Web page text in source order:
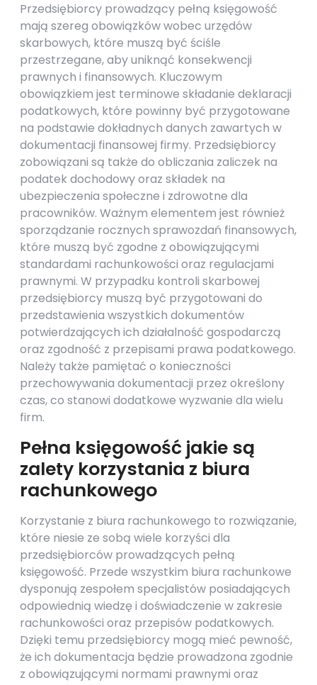
Przedsiębiorcy prowadzący pełną księgowość
mają szereg obowiązków wobec urzędów
skarbowych, które muszą być ściśle
przestrzegane, aby uniknąć konsekwencji
prawnych i finansowych. Kluczowym
obowiązkiem jest terminowe składanie deklaracji
podatkowych, które powinny być przygotowane
na podstawie dokładnych danych zawartych w
dokumentacji finansowej firmy. Przedsiębiorcy
zobowiązani są także do obliczania zaliczek na
podatek dochodowy oraz składek na
ubezpieczenia społeczne i zdrowotne dla
pracowników. Ważnym elementem jest również
sporządzanie rocznych sprawozdań finansowych,
które muszą być zgodne z obowiązującymi
standardami rachunkowości oraz regulacjami
prawnymi. W przypadku kontroli skarbowej
przedsiębiorcy muszą być przygotowani do
przedstawienia wszystkich dokumentów
potwierdzających ich działalność gospodarczą
oraz zgodność z przepisami prawa podatkowego.
Należy także pamiętać o konieczności
przechowywania dokumentacji przez określony
czas, co stanowi dodatkowe wyzwanie dla wielu
firm.
Pełna księgowość jakie są
zalety korzystania z biura
rachunkowego
Korzystanie z biura rachunkowego to rozwiązanie,
które niesie ze sobą wiele korzyści dla
przedsiębiorców prowadzących pełną
księgowość. Przede wszystkim biura rachunkowe
dysponują zespołem specjalistów posiadających
odpowiednią wiedzę i doświadczenie w zakresie
rachunkowości oraz przepisów podatkowych.
Dzięki temu przedsiębiorcy mogą mieć pewność,
że ich dokumentacja będzie prowadzona zgodnie
z obowiązującymi normami prawnymi oraz